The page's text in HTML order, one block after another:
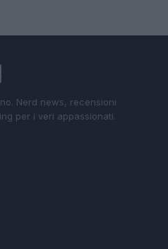
Nerd news, recensioni
per i veri appassionati.